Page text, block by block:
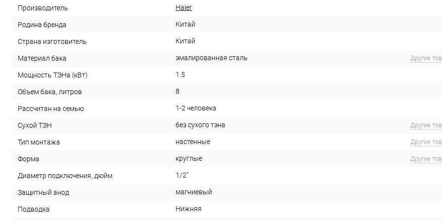
Производитель Haier
Родина бренда Китай
Страна изготовитель Китай
Материал бака эмалированная сталь Другие
Мощность ТЭНа (кВт) 1.5
Объем бака, литров 8
Рассчитан на семью 1-2 человека
Сухой ТЭН без сухого тэна Другие
Тип монтажа настенные Другие
Форма круглые Другие
Диаметр подключения, дюйм 1/2"
Защитный анод магниевый
Подводка Нижняя